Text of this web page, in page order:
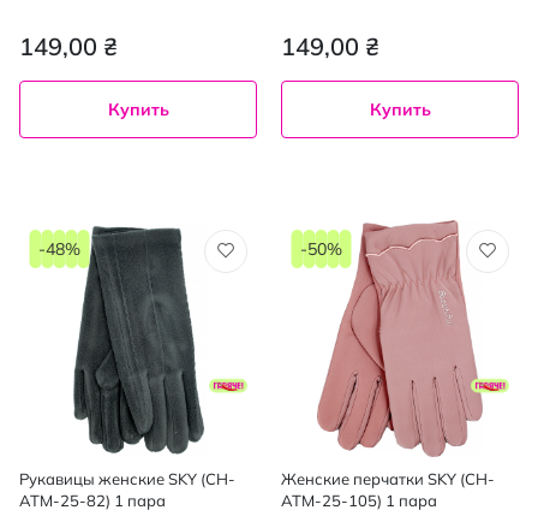
149,00 ₴
Купить
149,00 ₴
Купить
Рукавицы женские SKY (CH-
ATM-25-82) 1 пара
-48%
Женские перчатки SKY (CH-
ATM-25-105) 1 пара
-50%